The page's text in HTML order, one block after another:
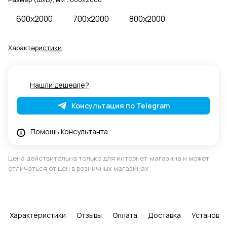
600x2000 700x2000 800x2000
Характеристики
Нашли дешевле?
Консультация по Telegram
Помощь Консультанта
Цена действительна только для интернет-магазина и может
отличаться от цен в розничных магазинах
Характеристики Отзывы Оплата Доставка Установка